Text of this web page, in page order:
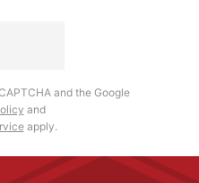
and the Google
and
apply.